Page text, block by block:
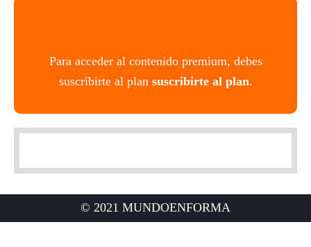
Para acceder al contenido premium, debes
suscribirte al plan suscribirte al plan.
© 2021 MUNDOENFORMA